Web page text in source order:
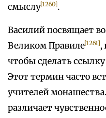
смыслу[1260].
Василий посвящает
Великом Правиле[1261],
чтобы сделать ссылку
Этот термин часто
учителей
различает